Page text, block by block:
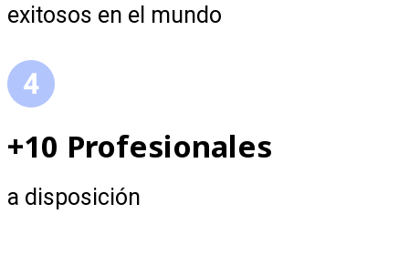
exitosos en el mundo
+10 Profesionales
a disposición